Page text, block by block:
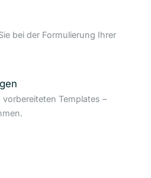
bei der Formulierung Ihrer
Templates –